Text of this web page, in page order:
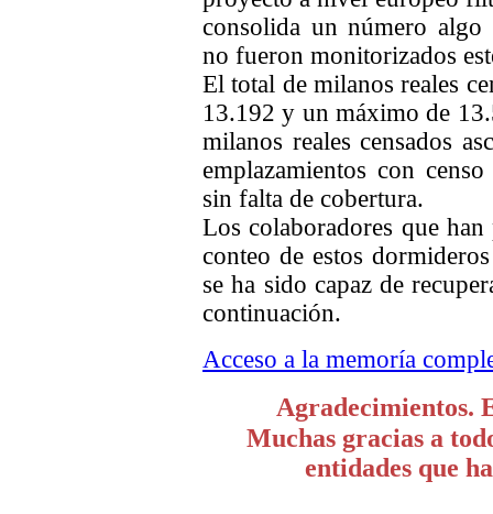
consolida un número
no fueron monitorizados
El total de milanos reales
13.192 y un máximo de
milanos reales censados
emplazamientos con
sin falta de cobertura.
Los colaboradores que
conteo de estos
se ha sido capaz de
continuación.
Acceso a la memoría
Agradecimientos.
Muchas gracias a
entidades que